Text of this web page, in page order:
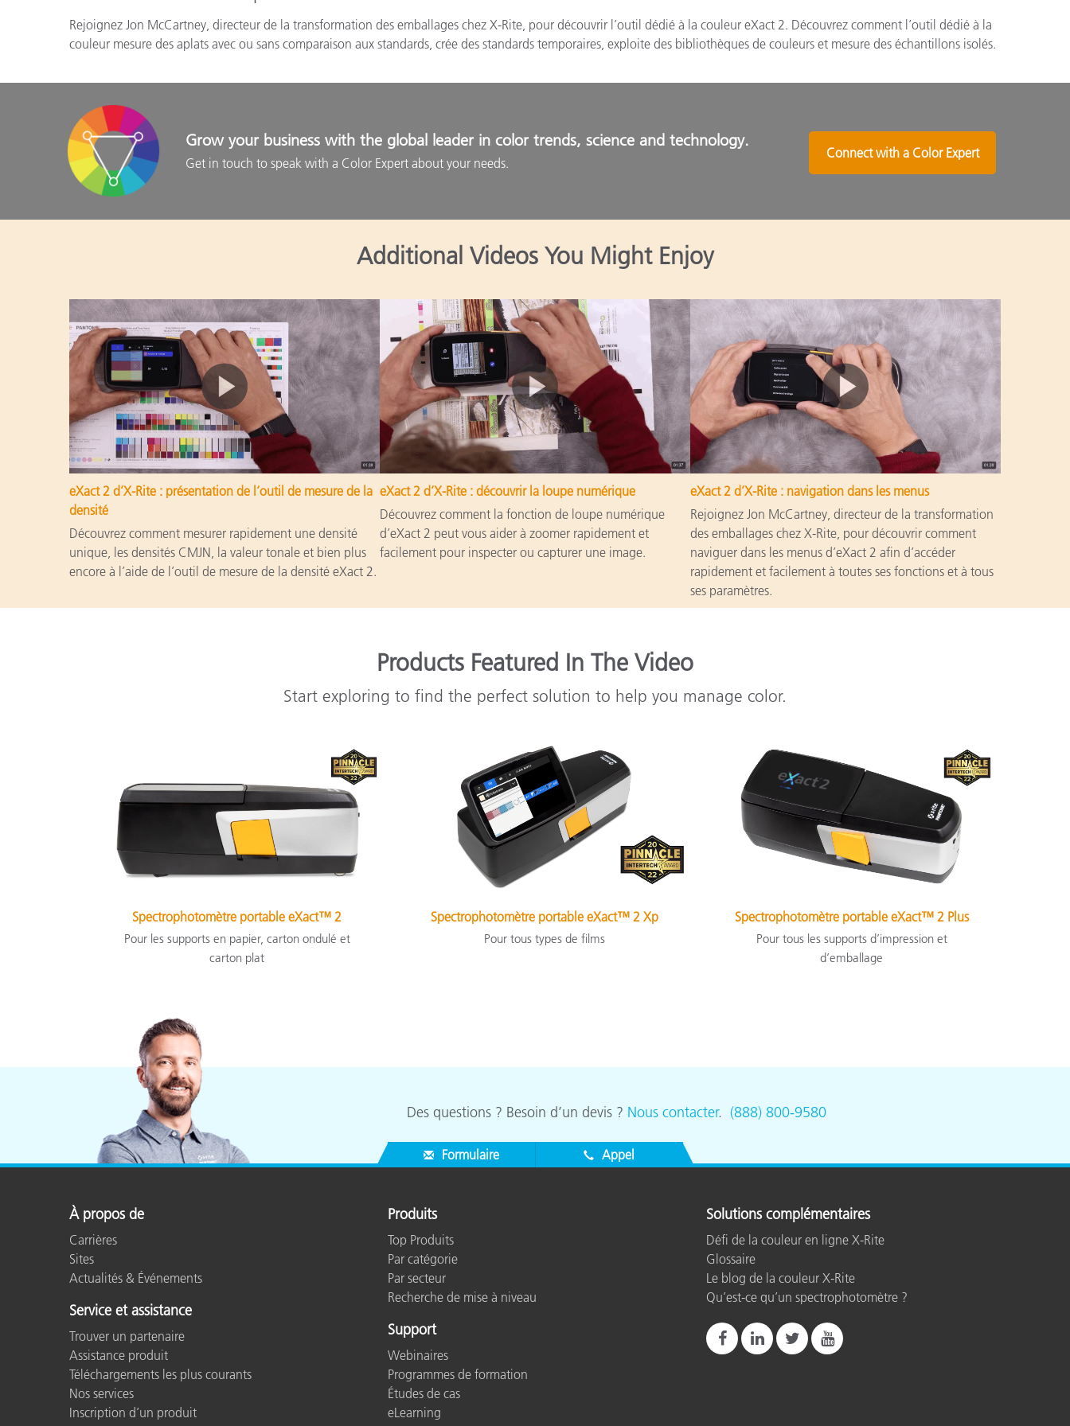
Rejoignez Jon McCartney, directeur de la transformation des emballages chez X-Rite, pour découvrir l’outil dédié à la couleur eXact 2. Découvrez comment l’outil dédié à la
couleur mesure des aplats avec ou sans comparaison aux standards, crée des standards temporaires, exploite des bibliothèques de couleurs et mesure des échantillons isolés.
Grow your business with the global leader in color trends, science and technology.
Get in touch to speak with a Color Expert about your needs.
Connect with a Color Expert
Additional Videos You Might Enjoy
eXact 2 d’X-Rite : présentation de l’outil de mesure de la
densité
Découvrez comment mesurer rapidement une densité
unique, les densités CMJN, la valeur tonale et bien plus
encore à l’aide de l’outil de mesure de la densité eXact 2.
eXact 2 d’X-Rite : découvrir la loupe numérique
Découvrez comment la fonction de loupe numérique
d’eXact 2 peut vous aider à zoomer rapidement et
facilement pour inspecter ou capturer une image.
eXact 2 d’X-Rite : navigation dans les menus
Rejoignez Jon McCartney, directeur de la transformation
des emballages chez X-Rite, pour découvrir comment
naviguer dans les menus d’eXact 2 afin d’accéder
rapidement et facilement à toutes ses fonctions et à tous
ses paramètres.
Products Featured In The Video
Start exploring to find the perfect solution to help you manage color.
Spectrophotomètre portable eXact™ 2
Pour les supports en papier, carton ondulé et
carton plat
Spectrophotomètre portable eXact™ 2 Xp
Pour tous types de films
Spectrophotomètre portable eXact™ 2 Plus
Pour tous les supports d’impression et
d’emballage
Des questions ? Besoin d’un devis ? Nous contacter. (888) 800-9580
Formulaire Appel
À propos de
Carrières
Sites
Actualités & Événements
Service et assistance
Trouver un partenaire
Assistance produit
Téléchargements les plus courants
Nos services
Inscription d’un produit
Produits
Top Produits
Par catégorie
Par secteur
Recherche de mise à niveau
Support
Webinaires
Programmes de formation
Études de cas
eLearning
Solutions complémentaires
Défi de la couleur en ligne X-Rite
Glossaire
Le blog de la couleur X-Rite
Qu’est-ce qu’un spectrophotomètre ?